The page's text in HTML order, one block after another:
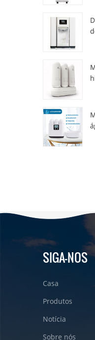
SIGA-NOS
Casa
Produtos
Notícia
Sobre nós